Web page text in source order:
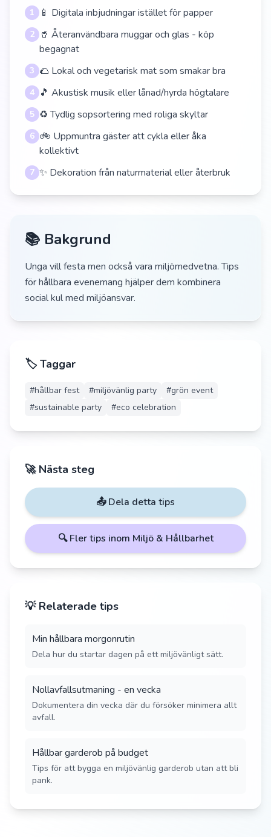
1 📱 Digitala inbjudningar istället för papper
2
🥤 Återanvändbara muggar och glas - köp
begagnat
3 🌮 Lokal och vegetarisk mat som smakar bra
4 🎵 Akustisk musik eller lånad/hyrda högtalare
5 ♻️ Tydlig sopsortering med roliga skyltar
6 🚲 Uppmuntra gäster att cykla eller åka
kollektivt
7 ✨ Dekoration från naturmaterial eller återbruk
📚 Bakgrund
Unga vill festa men också vara miljömedvetna. Tips
för hållbara evenemang hjälper dem kombinera
social kul med miljöansvar.
🏷️ Taggar
#hållbar fest #miljövänlig party #grön event
#sustainable party #eco celebration
🚀 Nästa steg
📤 Dela detta tips
🔍 Fler tips inom Miljö & Hållbarhet
💡 Relaterade tips
Min hållbara morgonrutin
Dela hur du startar dagen på ett miljövänligt sätt.
Nollavfallsutmaning - en vecka
Dokumentera din vecka där du försöker minimera allt
avfall.
Hållbar garderob på budget
Tips för att bygga en miljövänlig garderob utan att bli
pank.